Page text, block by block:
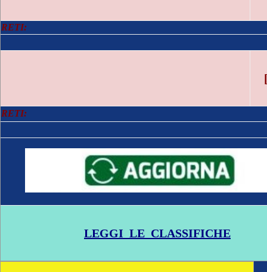
RETI:
RETI:
LEGGI LE CLASSIFICHE